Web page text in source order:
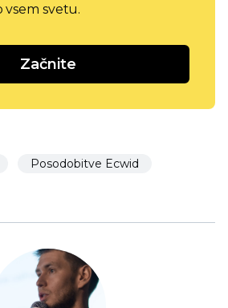
svetu.
Začnite
Posodobitve Ecwid